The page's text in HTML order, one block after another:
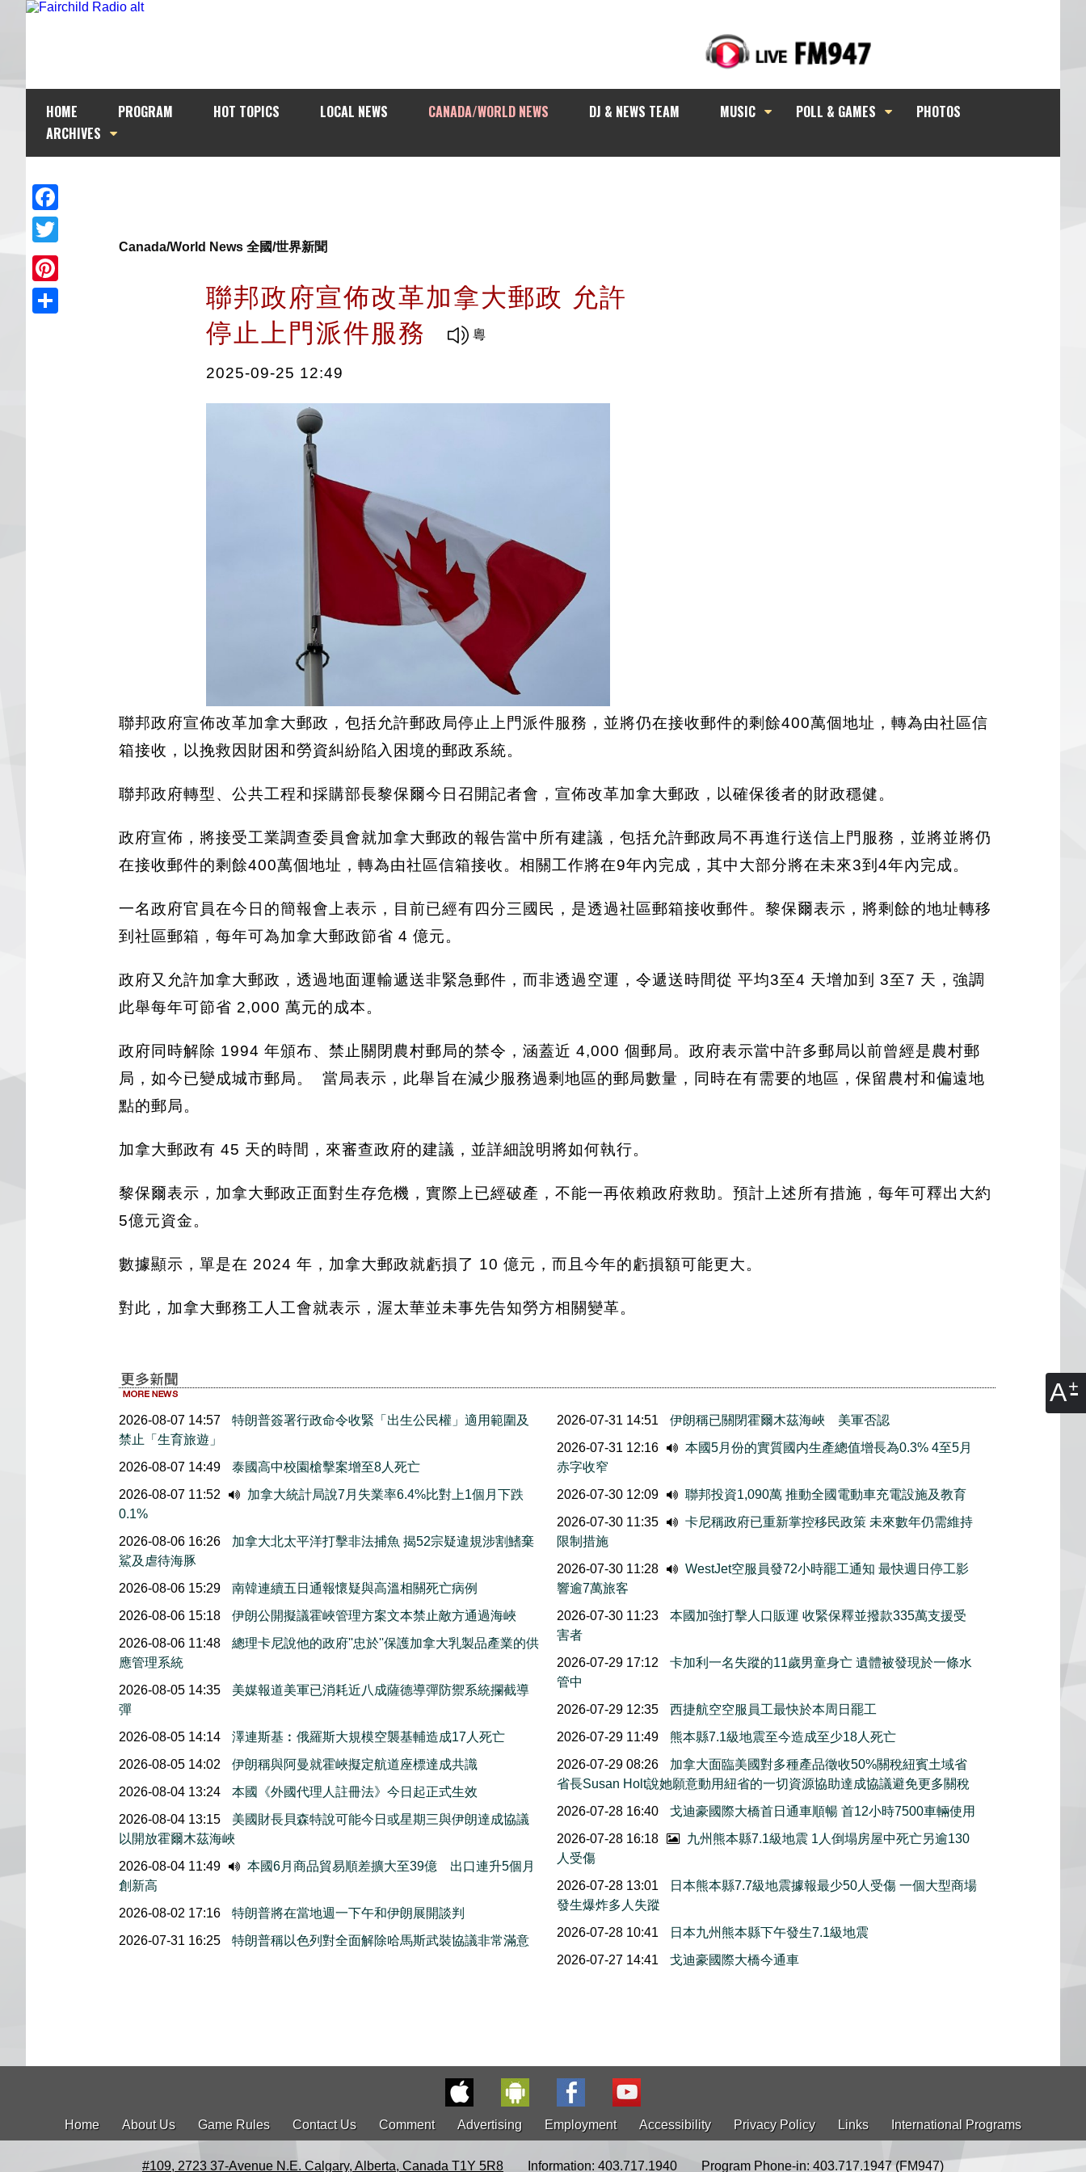
A
HOME PROGRAM HOT TOPICS LOCAL NEWS CANADA/WORLD NEWS DJ & NEWS TEAM MUSIC POLL & GAMES
PHOTOS
ARCHIVES
Facebook
Twitter
Pinterest
Canada/World News 全國/世界新聞
聯邦政府宣佈改革加拿大郵政 允許
停止上門派件服務
2025-09-25 12:49
聯邦政府宣佈改革加拿大郵政，包括允許郵政局停止上門派件服務，並將仍在接收郵件的剩餘400萬個地址，轉為由社區信
箱接收，以挽救因財困和勞資糾紛陷入困境的郵政系統。
聯邦政府轉型、公共工程和採購部長黎保爾今日召開記者會，宣佈改革加拿大郵政，以確保後者的財政穩健。
政府宣佈，將接受工業調查委員會就加拿大郵政的報告當中所有建議，包括允許郵政局不再進行送信上門服務，並將並將仍
在接收郵件的剩餘400萬個地址，轉為由社區信箱接收。相關工作將在9年內完成，其中大部分將在未來3到4年內完成。
一名政府官員在今日的簡報會上表示，目前已經有四分三國民，是透過社區郵箱接收郵件。黎保爾表示，將剩餘的地址轉移
到社區郵箱，每年可為加拿大郵政節省 4 億元。
政府又允許加拿大郵政，透過地面運輸遞送非緊急郵件，而非透過空運，令遞送時間從 平均3至4 天增加到 3至7 天，強調
此舉每年可節省 2,000 萬元的成本。
政府同時解除 1994 年頒布、禁止關閉農村郵局的禁令，涵蓋近 4,000 個郵局。政府表示當中許多郵局以前曾經是農村郵
局，如今已變成城市郵局。 當局表示，此舉旨在減少服務過剩地區的郵局數量，同時在有需要的地區，保留農村和偏遠地
點的郵局。
加拿大郵政有 45 天的時間，來審查政府的建議，並詳細說明將如何執行。
黎保爾表示，加拿大郵政正面對生存危機，實際上已經破產，不能一再依賴政府救助。預計上述所有措施，每年可釋出大約
5億元資金。
數據顯示，單是在 2024 年，加拿大郵政就虧損了 10 億元，而且今年的虧損額可能更大。
對此，加拿大郵務工人工會就表示，渥太華並未事先告知勞方相關變革。
2026-08-07 14:57
特朗普簽署行政命令收緊「出生公民權」適用範圍及
禁止「生育旅遊」
2026-08-07 14:49
泰國高中校園槍擊案增至8人死亡
2026-08-07 11:52
加拿大統計局說7月失業率6.4%比對上1個月下跌
0.1%
2026-08-06 16:26
加拿大北太平洋打擊非法捕魚 揭52宗疑違規涉割鰭棄
鯊及虐待海豚
2026-08-06 15:29
南韓連續五日通報懷疑與高溫相關死亡病例
2026-08-06 15:18
伊朗公開擬議霍峽管理方案文本禁止敵方通過海峽
2026-08-06 11:48
總理卡尼說他的政府''忠於''保護加拿大乳製品產業的供
應管理系統
2026-08-05 14:35
美媒報道美軍已消耗近八成薩德導彈防禦系統攔截導
彈
2026-08-05 14:14
澤連斯基︰俄羅斯大規模空襲基輔造成17人死亡
2026-08-05 14:02
伊朗稱與阿曼就霍峽擬定航道座標達成共識
2026-08-04 13:24
本國《外國代理人註冊法》今日起正式生效
2026-08-04 13:15
美國財長貝森特說可能今日或星期三與伊朗達成協議
以開放霍爾木茲海峽
2026-08-04 11:49
本國6月商品貿易順差擴大至39億 出口連升5個月
創新高
2026-08-02 17:16
特朗普將在當地週一下午和伊朗展開談判
2026-07-31 16:25
特朗普稱以色列對全面解除哈馬斯武裝協議非常滿意
2026-07-31 14:51
伊朗稱已關閉霍爾木茲海峽 美軍否認
2026-07-31 12:16
本國5月份的實質國内生產總值增長為0.3% 4至5月
赤字收窄
2026-07-30 12:09
聯邦投資1,090萬 推動全國電動車充電設施及教育
2026-07-30 11:35
卡尼稱政府已重新掌控移民政策 未來數年仍需維持
限制措施
2026-07-30 11:28
WestJet空服員發72小時罷工通知 最快週日停工影
響逾7萬旅客
2026-07-30 11:23
本國加強打擊人口販運 收緊保釋並撥款335萬支援受
害者
2026-07-29 17:12
卡加利一名失蹤的11歲男童身亡 遺體被發現於一條水
管中
2026-07-29 12:35
西捷航空空服員工最快於本周日罷工
2026-07-29 11:49
熊本縣7.1級地震至今造成至少18人死亡
2026-07-29 08:26
加拿大面臨美國對多種產品徵收50%關稅紐賓土域省
省長Susan Holt說她願意動用紐省的一切資源協助達成協議避免更多關稅
2026-07-28 16:40
戈迪豪國際大橋首日通車順暢 首12小時7500車輛使用
2026-07-28 16:18
九州熊本縣7.1級地震 1人倒塌房屋中死亡另逾130
人受傷
2026-07-28 13:01
日本熊本縣7.7級地震據報最少50人受傷 一個大型商場
發生爆炸多人失蹤
2026-07-28 10:41
日本九州熊本縣下午發生7.1級地震
2026-07-27 14:41
戈迪豪國際大橋今通車
Home About Us Game Rules Contact Us Comment Advertising Employment Accessibility Privacy Policy Links International Programs
#109, 2723 37-Avenue N.E. Calgary, Alberta, Canada T1Y 5R8 Information: 403.717.1940 Program Phone-in: 403.717.1947 (FM947)